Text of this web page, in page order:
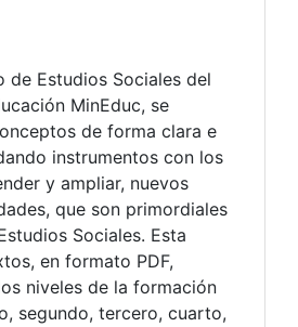
de Estudios Sociales del
MinEduc, se
de forma clara e
instrumentos con los
y ampliar, nuevos
que son primordiales
Sociales. Esta
en formato PDF,
niveles de la formación
segundo, tercero, cuarto,